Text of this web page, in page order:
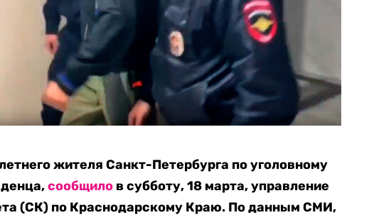
жителя Санкт-Петербурга по уголовному
сообщило в субботу, 18 марта, управление
(СК) по Краснодарскому Краю. По данным СМИ,